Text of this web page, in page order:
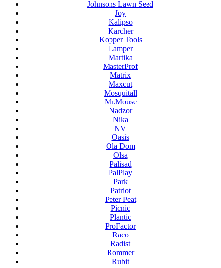
Johnsons Lawn Seed
Joy
Kalipso
Karcher
Kopper Tools
Lamper
Martika
MasterProf
Matrix
Maxcut
Mosquitall
Mr.Mouse
Nadzor
Nika
NV
Oasis
Ola Dom
Olsa
Palisad
PalPlay
Park
Patriot
Peter Peat
Picnic
Plantic
ProFactor
Raco
Radist
Rommer
Rubit